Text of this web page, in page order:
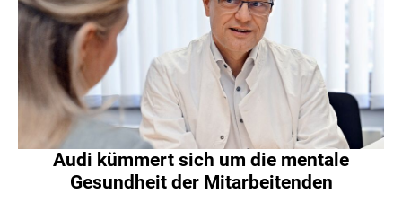
Audi kümmert sich um die mentale
Gesundheit der Mitarbeitenden